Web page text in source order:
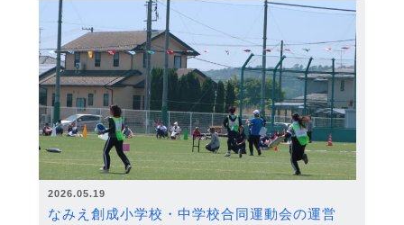
2026.05.19
なみえ創成小学校・中学校合同運動会の運営